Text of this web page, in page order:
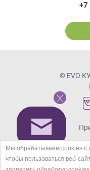
© EVO
Мы обрабатываем cookies с
чтобы пользоваться веб-